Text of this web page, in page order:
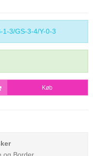
1-3/GS-3-4/Y-0-3
Køb